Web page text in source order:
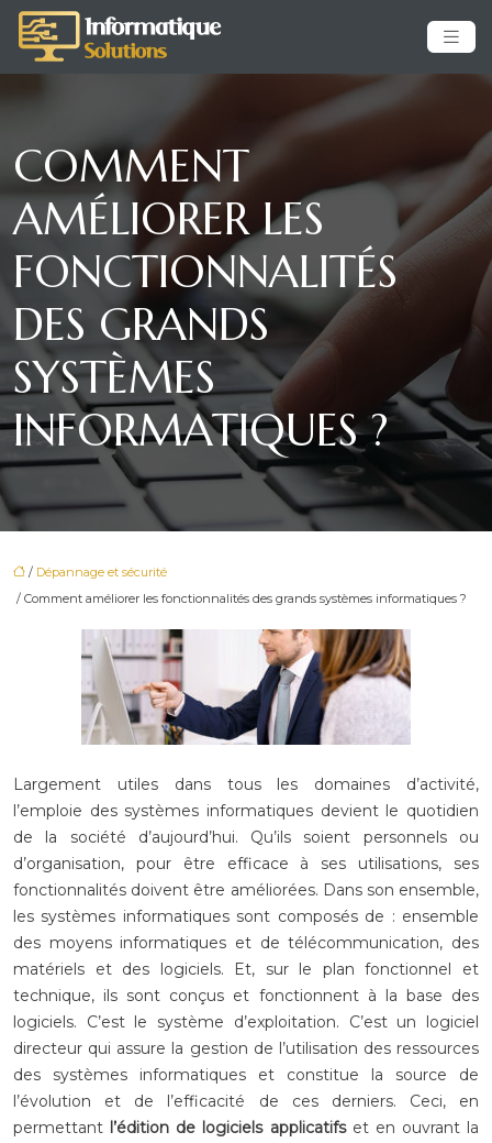
COMMENT
AMÉLIORER LES
FONCTIONNALITÉS
DES GRANDS
SYSTÈMES
INFORMATIQUES ?
/ Dépannage et sécurité
/ Comment améliorer les fonctionnalités des grands systèmes informatiques ?
Largement utiles dans tous les domaines d’activité,
l’emploie des systèmes informatiques devient le quotidien
de la société d’aujourd’hui. Qu’ils soient personnels ou
d’organisation, pour être efficace à ses utilisations, ses
fonctionnalités doivent être améliorées. Dans son ensemble,
les systèmes informatiques sont composés de : ensemble
des moyens informatiques et de télécommunication, des
matériels et des logiciels. Et, sur le plan fonctionnel et
technique, ils sont conçus et fonctionnent à la base des
logiciels. C’est le système d’exploitation. C’est un logiciel
directeur qui assure la gestion de l’utilisation des ressources
des systèmes informatiques et constitue la source de
l’évolution et de l’efficacité de ces derniers. Ceci, en
permettant l’édition de logiciels applicatifset en ouvrant la